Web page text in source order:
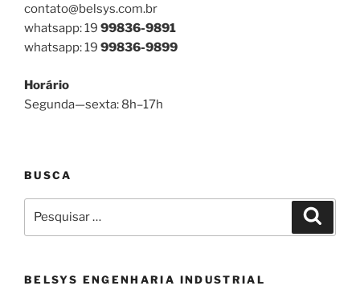
contato@belsys.com.br
whatsapp: 19 99836-9891
whatsapp: 19 99836-9899
Horário
Segunda—sexta: 8h–17h
BUSCA
por:
BELSYS ENGENHARIA INDUSTRIAL